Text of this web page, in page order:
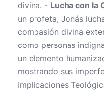
divina. - Lucha con la
un profeta, Jonás
compasión divina
como personas
un elemento
mostrando sus
Implicaciones